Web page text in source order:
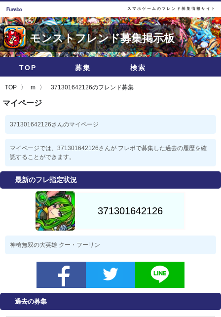
スマホゲームのフレンド募集情報サイト
モンストフレンド募集掲示板
TOP 募集 検索
TOP m 371301642126のフレンド募集
マイページ
371301642126さんのマイページ
マイページでは、371301642126さんが フレボで募集した過去の履歴を確
認することができます。
最新のフレ指定状況
神槍無双の大英雄 クー・フーリン
過去の募集